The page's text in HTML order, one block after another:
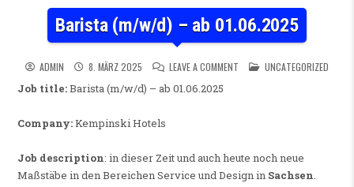
Barista (m/w/d) – ab 01.06.2025
ADMIN 8. MÄRZ 2025 LEAVE A COMMENT ON BARISTA (M/W/D) – AB
POSTED IN
UNCATEGORIZED
Job title:Barista (m/w/d) – ab 01.06.2025
Company:Kempinski Hotels
Job description: in dieser Zeit und auch heute noch neue
Maßstäbe in den Bereichen Service und Design in Sachsen.